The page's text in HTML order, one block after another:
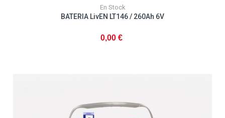
En Stock
BATERIA LivEN LT146 / 260Ah 6V
0,00 €